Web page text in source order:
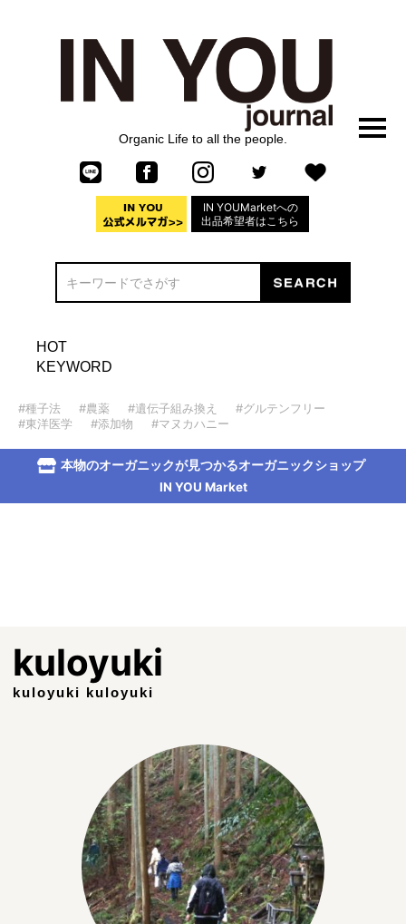
Organic Life to all the people.
IN YOUMarketへの
出品希望者はこちら
HOT
KEYWORD
#種子法 #農薬 #遺伝子組み換え
#グルテンフリー
#東洋医学
#添加物 #マヌカハニー
本物のオーガニックが見つかるオーガニックショップ
IN YOU Market
kuloyuki
kuloyuki kuloyuki